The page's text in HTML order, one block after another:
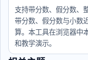
支持带分数、假分数、
带分数、假分数与小数
算。本工具在浏览器中
和教学演示。